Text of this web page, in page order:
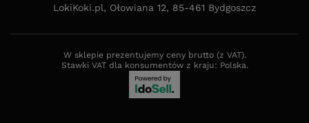
LokiKoki.pl, Ołowiana 12, 85-461 Bydgoszcz
W sklepie prezentujemy ceny brutto (z VAT).
Stawki VAT dla konsumentów z kraju: Polska.